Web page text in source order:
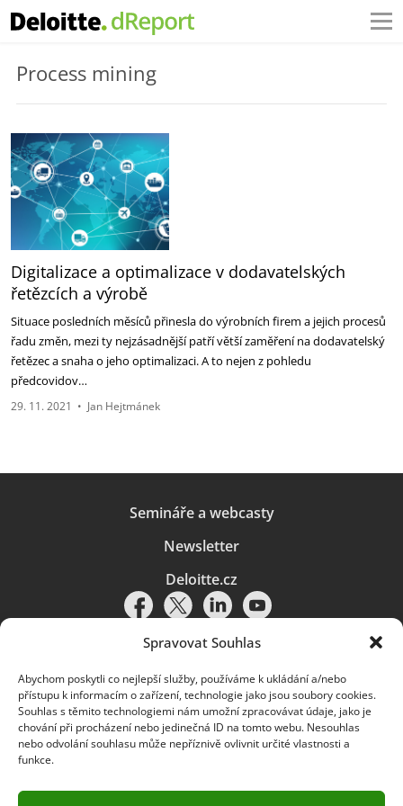
Spravovat Souhlas
Abychom poskytli co nejlepší služby, používáme k ukládání a/nebo
přístupu k informacím o zařízení, technologie jako jsou soubory cookies.
Souhlas s těmito technologiemi nám umožní zpracovávat údaje, jako je
chování při procházení nebo jedinečná ID na tomto webu. Nesouhlas
nebo odvolání souhlasu může nepříznivě ovlivnit určité vlastnosti a
funkce.
Process mining
Digitalizace a optimalizace v dodavatelských
řetězcích a výrobě
Situace posledních měsíců přinesla do výrobních firem a jejich procesů
řadu změn, mezi ty nejzásadnější patří větší zaměření na dodavatelský
řetězec a snaha o jeho optimalizaci. A to nejen z pohledu
předcovidov…
29. 11. 2021 • Jan Hejtmánek
Semináře a webcasty
Newsletter
Deloitte.cz
Pravidla používání|Ochrana osobních údajů|Soubory cookies |
Deloitte.cz
© 2026. Více informací najdete vPravidlech používání.
Deloitte označuje jednu či více společností globální sítě členských
a přidružené subjekty (souhrnně „organizace Deloitte“). Společnost DTTL